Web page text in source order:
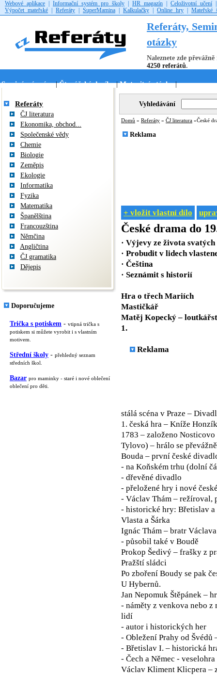
Webové aplikace Informační systém pro školy HR magazín Celoživotní učení
Výpočet mateřské
Referáty SuperMamina Kalkulačky Online hry Mateřské
Referáty,
otázky
Naleznete zde
4250 referátů.
Seminární práce|Čtenářské deníky|Maturitní otázky|
Referáty
ČJ literatura
Ekonomika, obchod...
Společenské vědy
Chemie
Biologie
Zeměpis
Ekologie
Informatika
Fyzika
Matematika
Španělština
Francouzština
Němčina
Angličtina
ČJ gramatika
Dějepis
Doporučujeme
Trička s potiskem - vtipná trička s
potiskem si můžete vyrobit i s vlastním
motivem.
Střední školy - přehledný seznam
středních škol.
Bazar pro maminky - staré i nové oblečení
oblečení pro děti.
Vyhledávání
Domů » Referáty » ČJ literatura »České
Reklama
+ vložit vlastní dílo
České drama do
· Výjevy ze života svatých
· Probudit v lidech
· Čeština
· Seznámit s historií
Hra o třech Mariích
Mastičkář
Matěj Kopecký –
1.
Reklama
stálá scéna v Praze –
1. česká hra – Kníže
1783 – založeno
Tylovo) – hrálo se
Bouda – první české
- na Koňském trhu (dolní
- dřevěné divadlo
- přeložené hry i nové
- Václav Thám –
- historické hry: Břetislav a
Vlasta a Šárka
Ignác Thám – bratr
- působil také v Boudě
Prokop Šedivý – frašky z
Pražští sládci
Po zboření Boudy se pak
U Hybernů.
Jan Nepomuk Štěpánek –
- náměty z venkova nebo
lidí
- autor i historických her
- Obležení Prahy od Švédů
- Břetislav I. – historická
- Čech a Němec - veselohra
Václav Kliment Klicpera –